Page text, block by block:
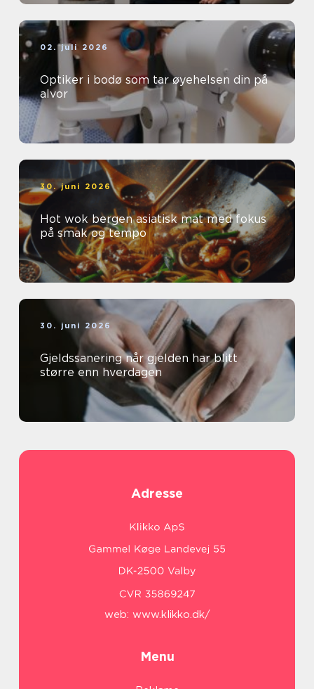
02. juli 2026
Optiker i bodø som tar øyehelsen din på
alvor
30. juni 2026
Hot wok bergen asiatisk mat med fokus
på smak og tempo
30. juni 2026
Gjeldssanering når gjelden har blitt
større enn hverdagen
Adresse
web: www.klikko.dk/
Menu